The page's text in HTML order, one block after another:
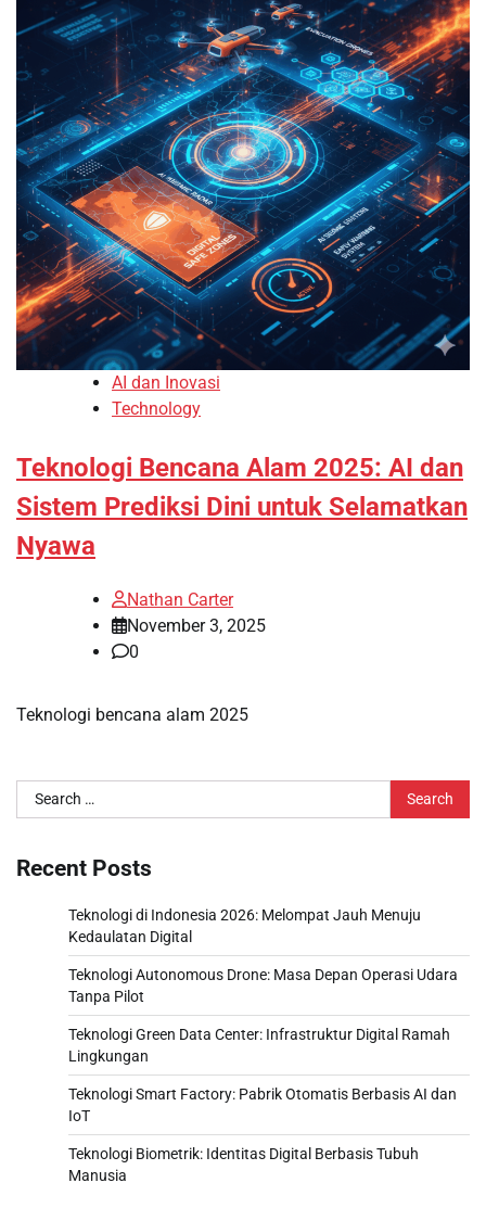
AI dan Inovasi
Technology
Teknologi Bencana Alam 2025: AI dan
Sistem Prediksi Dini untuk Selamatkan
Nyawa
Nathan Carter
November 3, 2025
0
Teknologi bencana alam 2025
Search
for:
Recent Posts
Teknologi di Indonesia 2026: Melompat Jauh Menuju
Kedaulatan Digital
Teknologi Autonomous Drone: Masa Depan Operasi Udara
Tanpa Pilot
Teknologi Green Data Center: Infrastruktur Digital Ramah
Lingkungan
Teknologi Smart Factory: Pabrik Otomatis Berbasis AI dan
IoT
Teknologi Biometrik: Identitas Digital Berbasis Tubuh
Manusia